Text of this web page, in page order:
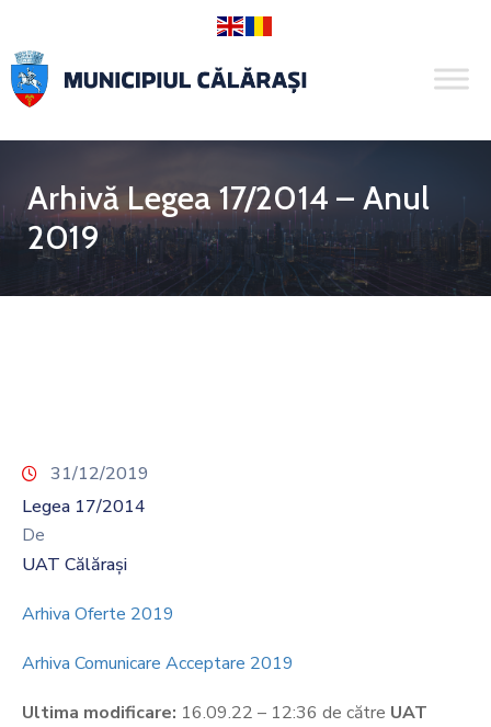
Arhivă Legea 17/2014 – Anul
2019
31/12/2019
Legea 17/2014
De
UAT Călărași
Arhiva Oferte 2019
Arhiva Comunicare Acceptare 2019
Ultima modificare: 16.09.22 – 12:36 de către UAT